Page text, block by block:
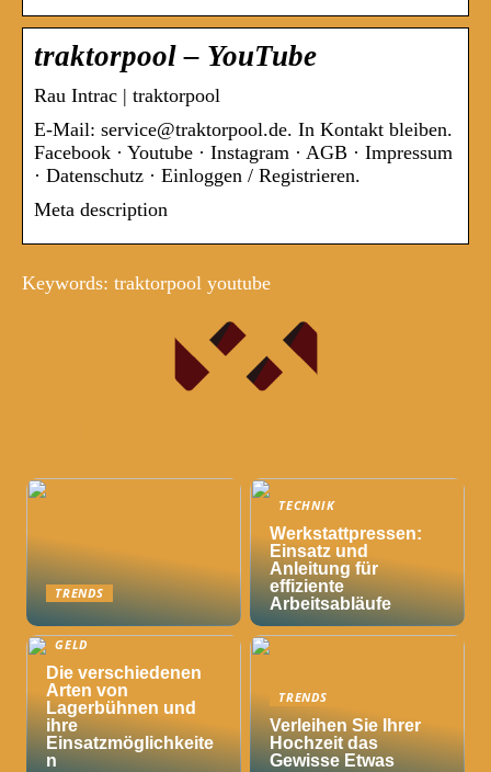
traktorpool – YouTube
Rau Intrac | traktorpool
E-Mail: service@traktorpool.de. In Kontakt bleiben.
Facebook · Youtube · Instagram · AGB · Impressum
· Datenschutz · Einloggen / Registrieren.
Meta description
Keywords: traktorpool youtube
TRENDS
TECHNIK
Werkstattpressen:
Einsatz und
Anleitung für
effiziente
Arbeitsabläufe
GELD
Die verschiedenen
Arten von
Lagerbühnen und
ihre
Einsatzmöglichkeite
n
TRENDS
Verleihen Sie Ihrer
Hochzeit das
Gewisse Etwas